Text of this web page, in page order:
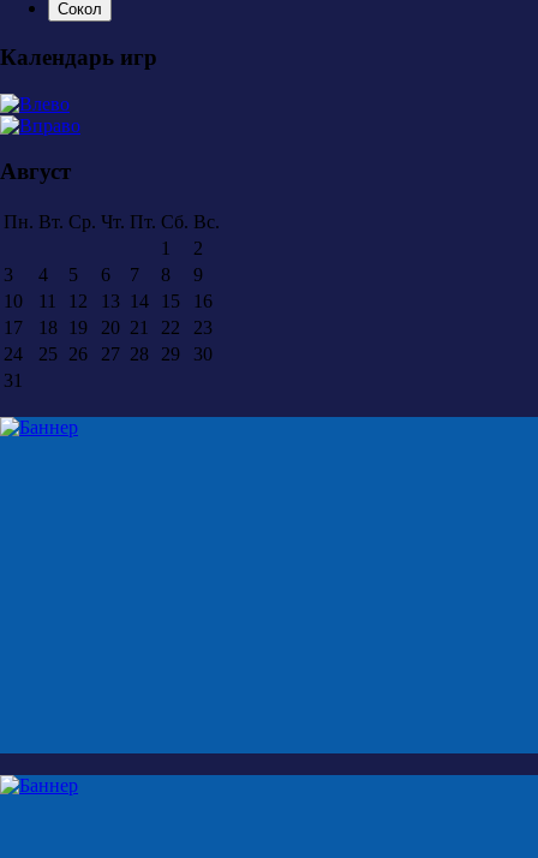
Сокол
Календарь игр
Август
Пн. Вт. Ср. Чт. Пт. Сб. Вс.
1
2
3
4 5 6 7 8
9
10
11 12 13 14 15
16
17
18 19 20 21 22
23
24
25 26 27 28 29
30
31